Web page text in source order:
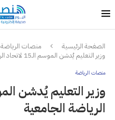
الصفحة الرئيسية
منصات الرياضة
وزير التعليم يُدشن الموسم الـ15 لاتحاد الرياضة الجامعية
منصات الرياضة
الرياضة الجامعية